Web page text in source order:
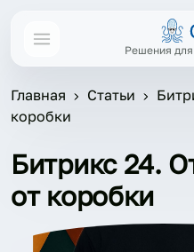
Решения для
Главная Статьи
коробки
Битрикс 24.
от коробки